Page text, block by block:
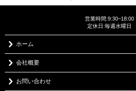
営業時間:9:30~18:00
定休日:毎週水曜日
ホーム
会社概要
お問い合わせ